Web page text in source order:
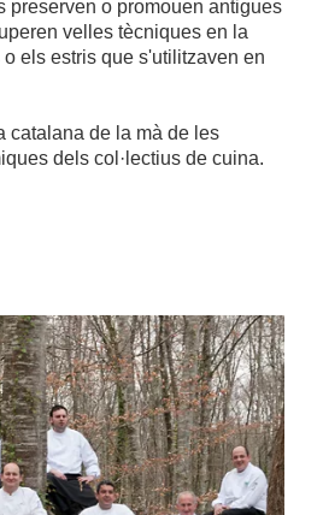
preserven o promouen antigues
velles tècniques en la
els estris que s'utilitzaven en
catalana de la mà de les
dels col·lectius de cuina.